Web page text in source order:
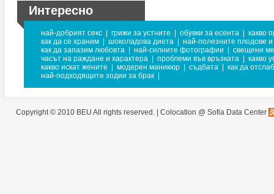
Интересно
най-добрият секс грижи за устните обувки за есента
какво
как да се храним
шоколадова диета
най-полезните плодове
как да запазим любовта
най-силните фотографии
свещени
часът на раждане и характера
проблеми във връзката
какво
какво искат жените
модерен маникюр съдбата
как да
най-подходящите зодии за брак
Copyright © 2010 BEU All rights reserved. | Colocation @ Sofia Data Center